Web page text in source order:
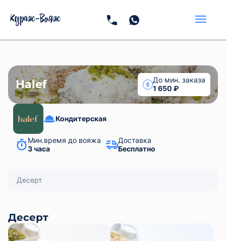
Кондитерская
Мин.время до вояжа
3 часа
Доставка
Бесплатно
Halef
Десерт
Десерт